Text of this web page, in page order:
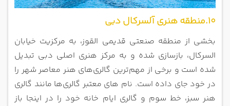
10.منطقه هنری آلسرکال دبی
بخشی از منطقه صنعتی قدیمی القوز، به مرکزیت خیابان
السرکال، بازسازی شده و به مرکز هنری اصلی دبی تبدیل
شده است و برخی از مهم‌ترین گالری‌های هنر معاصر شهر را
در خود جای داده است. نام‌ های معتبر گالری‌ها مانند گالری
هنر سبز، خط سوم و گالری ایام خانه خود را در اینجا باز